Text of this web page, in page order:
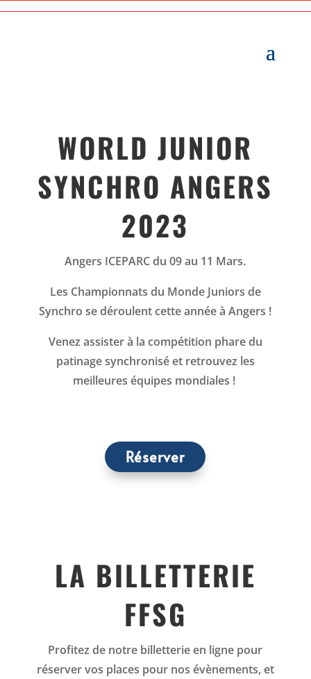
WORLD JUNIOR
SYNCHRO ANGERS
2023
Angers ICEPARC du 09 au 11 Mars.
Les Championnats du Monde Juniors de
Synchro se déroulent cette année à Angers !
Venez assister à la compétition phare du
patinage synchronisé et retrouvez les
meilleures équipes mondiales !
Réserver
LA BILLETTERIE
FFSG
Profitez de notre billetterie en ligne pour
réserver vos places pour nos évènements, et